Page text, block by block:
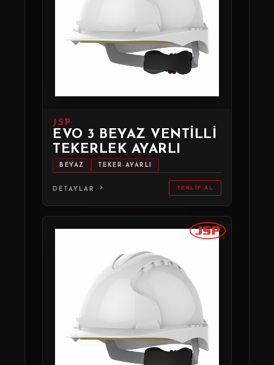
JSP
EVO 3 BEYAZ VENTILLI
TEKERLEK AYARLI
BEYAZ TEKER-AYARLI
DETAYLAR TEKLIF AL